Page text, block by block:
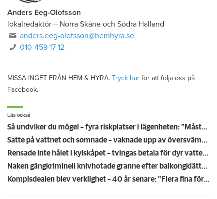
Anders Eeg-Olofsson
lokalredaktör – Norra Skåne och Södra Halland
anders.eeg-olofsson@hemhyra.se
010-459 17 12
MISSA INGET FRÅN HEM & HYRA. Tryck här för att följa oss på
Facebook.
Läs också
Så undviker du mögel – fyra riskplatser i lägenheten: ”Måste städa bort”
Satte på vattnet och somnade – vaknade upp av översvämning hos grannen
Rensade inte hålet i kylskåpet – tvingas betala för dyr vattenskada
Naken gängkriminell knivhotade granne efter balkongklättring
Kompisdealen blev verklighet – 40 år senare: "Flera fina fördelar med att dela bostad"